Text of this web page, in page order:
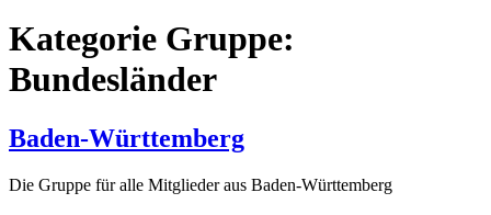
Kategorie Gruppe:
Bundesländer
Baden-Württemberg
Die Gruppe für alle Mitglieder aus Baden-Württemberg